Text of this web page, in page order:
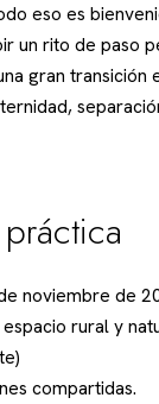
eso es
un rito de paso
gran transición
noviembre de
espacio rural y
compartidas.